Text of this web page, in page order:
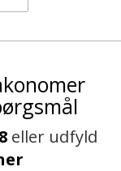
eller udfyld